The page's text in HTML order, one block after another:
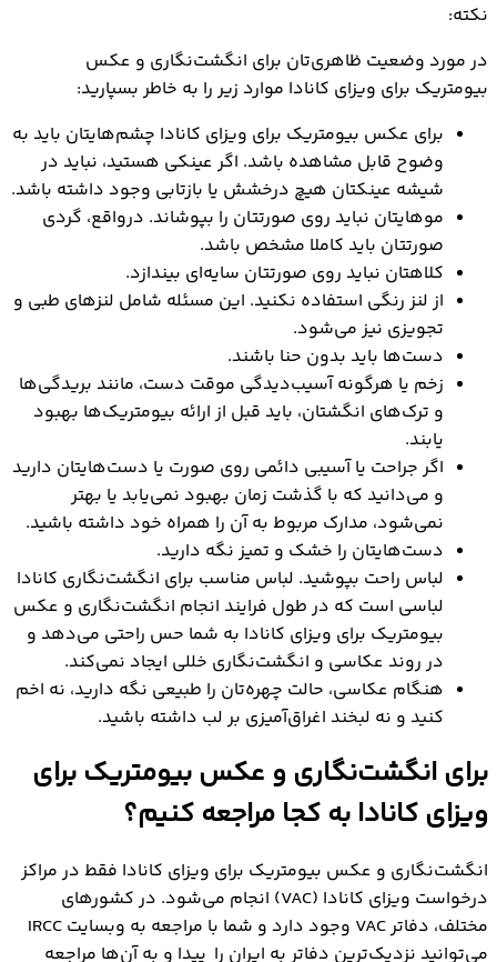
نکته:
در مورد وضعیت ظاهری‌تان برای انگشت‌نگاری و عکس
بیومتریک برای ویزای کانادا موارد زیر را به خاطر بسپارید:
برای عکس بیومتریک برای ویزای کانادا چشم‌هایتان باید به
وضوح قابل مشاهده باشد. اگر عینکی هستید، نباید در
شیشه عینکتان هیچ درخشش یا بازتابی وجود داشته باشد.
موهایتان نباید روی صورتتان را بپوشاند. درواقع، گردی
صورتتان باید کاملا مشخص باشد.
کلاهتان نباید روی صورتتان سایه‌ای بیندازد.
از لنز رنگی استفاده نکنید. این مسئله شامل لنزهای طبی و
تجویزی نیز می‌شود.
دست‌ها باید بدون حنا باشند.
زخم یا هرگونه آسیب‌‌دیدگی موقت دست، مانند بریدگی‌ها
و ترک‌های انگشتان، باید قبل از ارائه بیومتریک‌ها بهبود
یابند.
اگر جراحت یا آسیبی دائمی روی صورت یا دست‌هایتان دارید
و می‌دانید که با گذشت زمان بهبود نمی‌یابد یا بهتر
نمی‌شود، مدارک مربوط به آن را همراه خود داشته باشید.
دست‌هایتان را خشک و تمیز نگه دارید.
لباس راحت بپوشید. لباس مناسب برای انگشت‌نگاری کانادا
لباسی است که در طول فرایند انجام انگشت‌نگاری و عکس
بیومتریک برای ویزای کانادا به شما حس راحتی می‌دهد و
در روند عکاسی و انگشت‌نگاری خللی ایجاد نمی‌کند.
هنگام عکاسی، حالت چهره‌تان را طبیعی نگه دارید، نه اخم
کنید و نه لبخند اغراق‌آمیزی بر لب داشته باشید.
برای انگشت‌نگاری و عکس بیومتریک برای
ویزای کانادا به کجا مراجعه کنیم؟
انگشت‌نگاری و عکس بیومتریک برای ویزای کانادا فقط در مراکز
درخواست ویزای کانادا (VAC) انجام می‌شود. در کشورهای
مختلف، دفاتر VAC وجود دارد و شما با مراجعه به وبسایت IRCC
می‌توانید نزدیک‌ترین دفاتر به ایران را پیدا و به آن‌ها مراجعه